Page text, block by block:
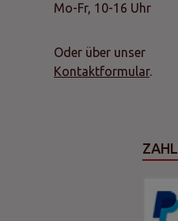
Mo-Fr, 10-16 Uhr
Oder über unser
Kontaktformular.